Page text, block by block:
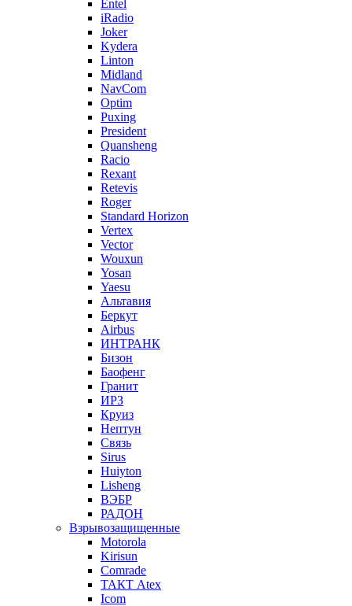
Entel
iRadio
Joker
Kydera
Linton
Midland
NavCom
Optim
Puxing
President
Quansheng
Racio
Rexant
Retevis
Roger
Standard Horizon
Vertex
Vector
Wouxun
Yosan
Yaesu
Альтавия
Беркут
Airbus
ИНТРАНК
Бизон
Баофенг
Гранит
ИРЗ
Круиз
Нептун
Связь
Sirus
Huiyton
Lisheng
ВЭБР
РАДОН
Взрывозащищенные
Motorola
Kirisun
Comrade
ТАКТ Atex
Icom